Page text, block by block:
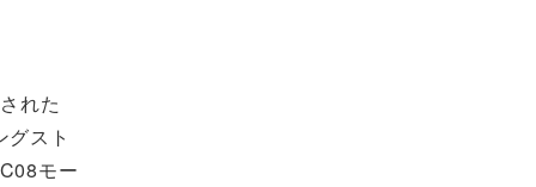
れた
スト
モー